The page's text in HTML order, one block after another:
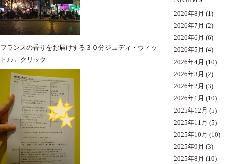
フランスの香りをお届けする３０分ジュディ・ウィッ
ト♪♪ ←クリック
2026年8月 (1)
2026年7月 (2)
2026年6月 (6)
2026年5月 (4)
2026年4月 (10)
2026年3月 (2)
2026年2月 (3)
2026年1月 (10)
2025年12月 (5)
2025年11月 (5)
2025年10月 (10)
2025年9月 (3)
2025年8月 (10)